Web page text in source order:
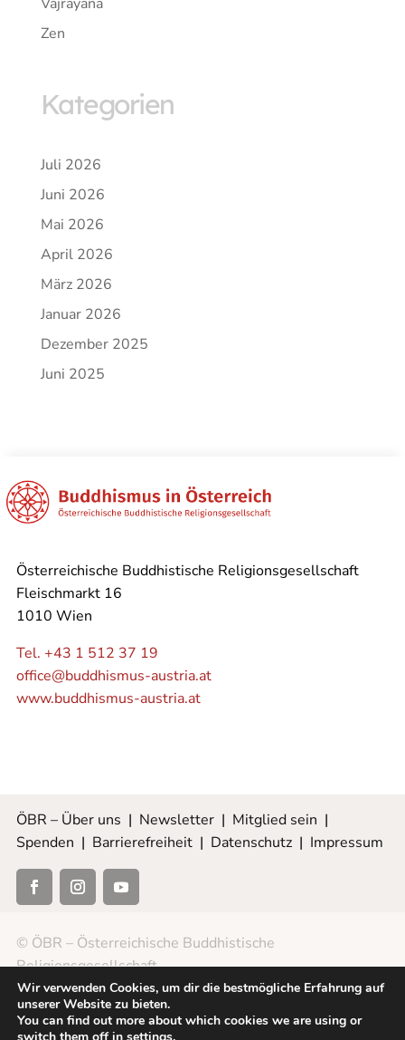
Zen
Kategorien
Juli 2026
Juni 2026
Mai 2026
April 2026
März 2026
Januar 2026
Dezember 2025
Juni 2025
Österreichische Buddhistische Religionsgesellschaft
Fleischmarkt 16
1010 Wien
Tel. +43 1 512 37 19
office@buddhismus-austria.at
www.buddhismus-austria.at
ÖBR – Über uns | Newsletter| Mitglied sein |
Spenden | Barrierefreiheit| Datenschutz| Impressum
© ÖBR – Österreichische Buddhistische
Religionsgesellschaft
Wir verwenden Cookies, um dir die bestmögliche Erfahrung auf
unserer Website zu bieten.
You can find out more about which cookies we are using or